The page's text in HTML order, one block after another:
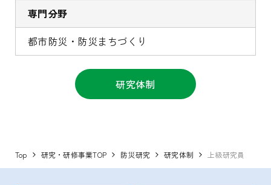
専門分野
都市防災・防災まちづくり
研究体制
Top 研究・研修事業TOP 防災研究 研究体制 上級研究員